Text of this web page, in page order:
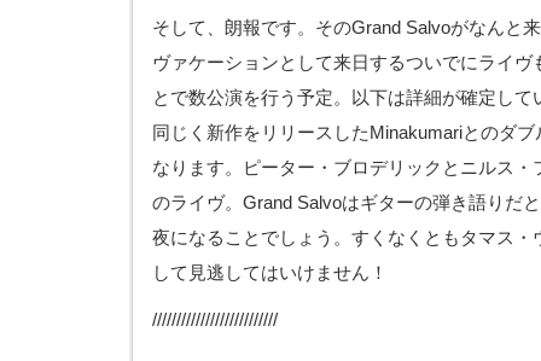
そして、朗報です。そのGrand Salvoがなんと
ヴァケーションとして来日するついでにライ
とで数公演を行う予定。以下は詳細が確定し
同じく新作をリリースしたMinakumariとのダ
なります。ピーター・ブロデリックとニルス
のライヴ。Grand Salvoはギターの弾き語りだ
夜になることでしょう。すくなくともタマス・
して見逃してはいけません！
//////////////////////////